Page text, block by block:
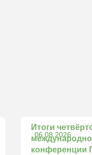
06.08.2026
Итоги
конференции